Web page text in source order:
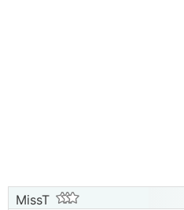
MissT